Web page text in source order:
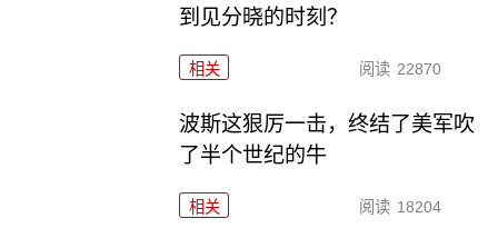
到见分晓的时刻？
相关 阅读 22870
波斯这狠厉一击，终结了美军吹
了半个世纪的牛
相关 阅读 18204